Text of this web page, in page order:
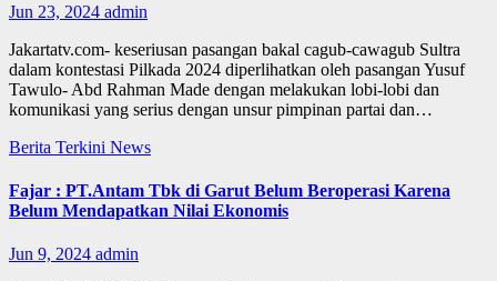
Jun 23, 2024 admin
Jakartatv.com- keseriusan pasangan bakal cagub-cawagub Sultra
dalam kontestasi Pilkada 2024 diperlihatkan oleh pasangan Yusuf
Tawulo- Abd Rahman Made dengan melakukan lobi-lobi dan
komunikasi yang serius dengan unsur pimpinan partai dan…
Berita Terkini News
Fajar : PT.Antam Tbk di Garut Belum Beroperasi Karena
Belum Mendapatkan Nilai Ekonomis
Jun 9, 2024 admin